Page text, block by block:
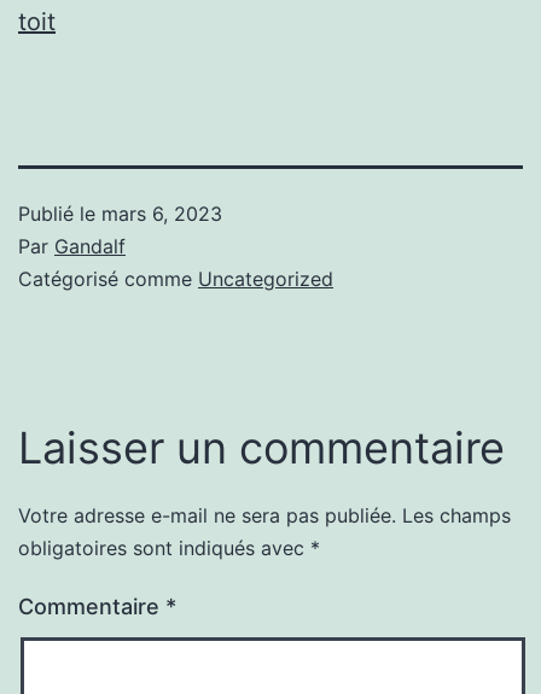
toit
Publié le mars 6, 2023
Par Gandalf
Catégorisé comme Uncategorized
Laisser un commentaire
Votre adresse e-mail ne sera pas publiée. Les champs
obligatoires sont indiqués avec *
Commentaire *